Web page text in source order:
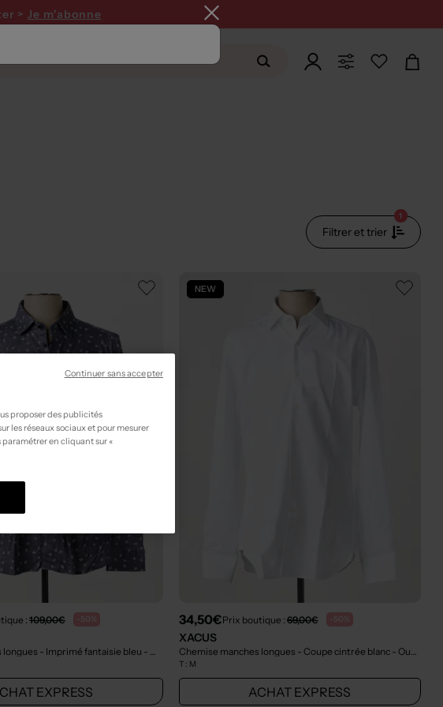
> Je m'abonne
Filtrer et trier
1
: 109,00€ -50%
longues - Imprimé fantaisie bleu - Outlet
EXPRESS
NEW
34,50€Prix boutique : 69,00€ -50%
XACUS
Chemise manches longues - Coupe cintrée blanc - Outlet
T : M
ACHAT EXPRESS
proposer des publicités
les réseaux sociaux et pour mesurer
paramétrer en cliquant sur «
Continuer sans accepter